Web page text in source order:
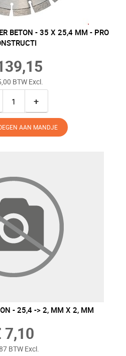
BETON - 35 X 25,4 MM - PRO
BTW Excl.
+
AAN MANDJE
- 25,4 -> 2, MM X 2, MM
7,10
BTW Excl.